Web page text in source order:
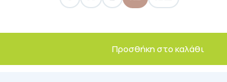
Προσθήκη στο καλάθι